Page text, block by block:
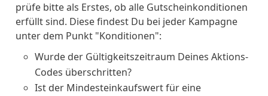
prüfe bitte als Erstes, ob alle Gutscheinkonditionen
erfüllt sind. Diese findest Du bei jeder Kampagne
unter dem Punkt "Konditionen":
Wurde der Gültigkeitszeitraum Deines Aktions-
Codes überschritten?
Ist der Mindesteinkaufswert für eine